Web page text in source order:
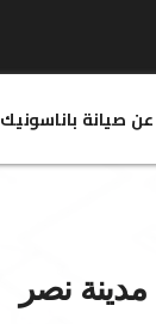
عن صيانة باناسونيك
مدينة نصر